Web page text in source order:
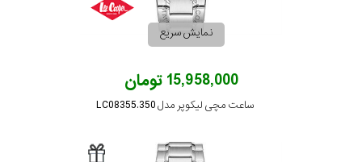
نمایش سریع
15,958,000 تومان
ساعت مچی لیکوپر مدل LC08355.350